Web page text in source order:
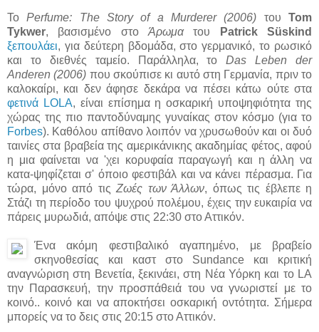
ΤοPerfume: The Story of a Murderer (2006) τουTom
Tykwer, βασισμένο στο Άρωματου
Patrick Süskind
ξεπουλάει, για δεύτερη βδομάδα, στο γερμανικό, το ρωσικό
και το διεθνές ταμείο. Παράλληλα, τοDas Leben der
Anderen (2006) που σκούπισε κι αυτό στη Γερμανία, πριν το
καλοκαίρι, και δεν άφησε δεκάρα να πέσει κάτω ούτε στα
φετινά LOLA, είναι επίσημα η οσκαρική υποψηφιότητα της
χώρας της πιο παντοδύναμης γυναίκας στον κόσμο (για το
Forbes). Καθόλου απίθανο λοιπόν να χρυσωθούν και οι δυό
ταινίες στα βραβεία της αμερικάνικης ακαδημίας φέτος, αφού
η μια φαίνεται να 'χει κορυφαία παραγωγή και η άλλη να
κατα-ψηφίζεται σ' όποιο φεστιβάλ και να κάνει πέρασμα. Για
τώρα, μόνο από τις Ζωές των Άλλων, όπως τις έβλεπε η
Στάζι τη περίοδο του ψυχρού πολέμου, έχεις την ευκαιρία να
πάρεις μυρωδιά, απόψε στις 22:30 στο Αττικόν.
Ένα ακόμη φεστιβαλικό αγαπημένο, με βραβείο
σκηνοθεσίας και καστ στο Sundance και κριτική
αναγνώριση στη Βενετία, ξεκινάει, στη Νέα Υόρκη και το LA
την Παρασκευή, την προσπάθειά του να γνωριστεί με το
κοινό.. κοινό και να αποκτήσει οσκαρική οντότητα. Σήμερα
μπορείς να το δεις στις 20:15 στο Αττικόν.